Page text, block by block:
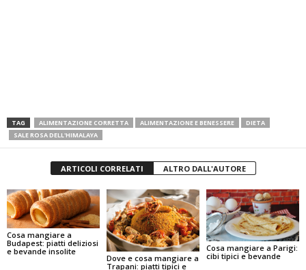
TAG ALIMENTAZIONE CORRETTA ALIMENTAZIONE E BENESSERE
DIETA
SALE ROSA DELL'HIMALAYA
ARTICOLI CORRELATI ALTRO DALL'AUTORE
Cosa mangiare a
Budapest: piatti deliziosi
e bevande insolite
Dove e cosa mangiare a
Trapani: piatti tipici e
Cosa mangiare a Parigi:
cibi tipici e bevande